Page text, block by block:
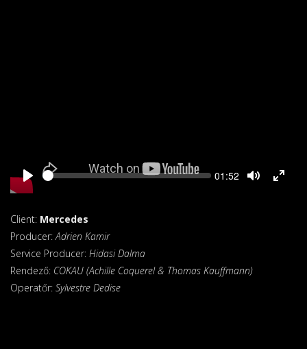
Seek Current
01:52
Client: Mercedes
Producer: Adrien Kamir
Service Producer: Hidasi Dalma
Rendező: COKAU (Achille Coquerel & Thomas Kauffmann)
Operatőr: Sylvestre Dedise